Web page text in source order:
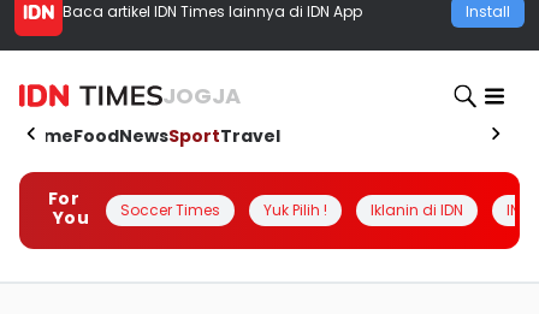
Baca artikel IDN Times lainnya di IDN App Install
JOGJA
HomeFoodNewsSportTravel
For
You
Soccer Times Yuk Pilih ! Iklanin di IDN